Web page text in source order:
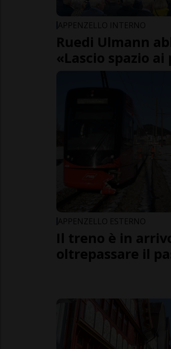
APPENZELLO INTERNO
Ruedi Ulmann
«Lascio spazio
APPENZELLO ESTERNO
Il treno è in
oltrepassare il